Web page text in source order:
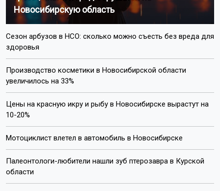
Новосибирскую область
Сезон арбузов в НСО: сколько можно съесть без вреда для
здоровья
Производство косметики в Новосибирской области
увеличилось на 33%
Цены на красную икру и рыбу в Новосибирске вырастут на
10-20%
Мотоциклист влетел в автомобиль в Новосибирске
Палеонтологи-любители нашли зуб птерозавра в Курской
области